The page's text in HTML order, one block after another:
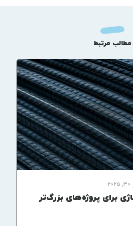
مطالب مرتبط
برای پروژه‌های بزرگ‌تر